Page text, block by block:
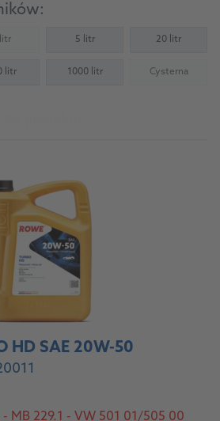
(Not available) 5 litr 20 litr
litr 1000 litr Cysterna
(Not
HD SAE 20W-50
MB 229.1 - VW 501 01/505 00